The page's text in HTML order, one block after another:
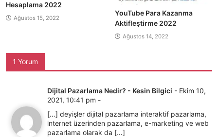
Hesaplama 2022
Ağustos 15, 2022
YouTube Para Kazanma
Aktifleştirme 2022
Ağustos 14, 2022
1 Yorum
Dijital Pazarlama Nedir? - Kesin Bilgici - Ekim 10,
2021, 10:41 pm -
[…] deyişler dijital pazarlama interaktif pazarlama,
internet üzerinden pazarlama, e-marketing ve web
pazarlama olarak da […]